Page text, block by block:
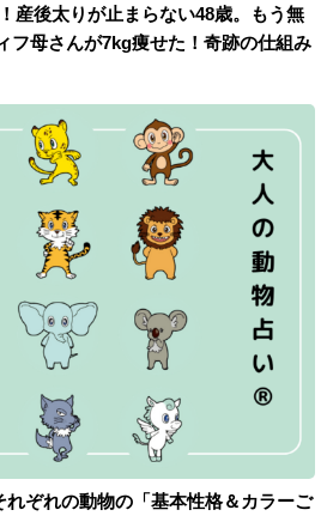
産後太りが止まらない48歳。もう無
母さんが7kg痩せた！奇跡の仕組み
れぞれの動物の「基本性格＆カラーご